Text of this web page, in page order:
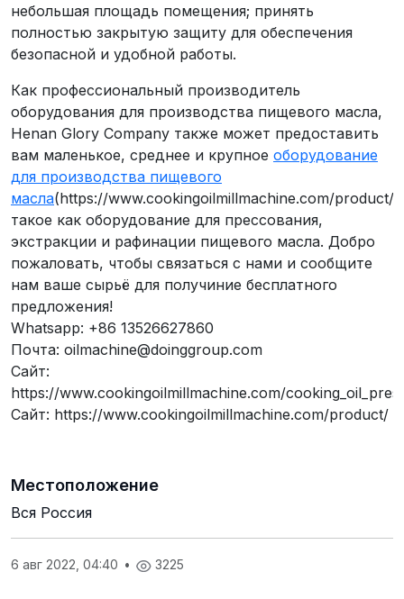
небольшая площадь помещения; принять
полностью закрытую защиту для обеспечения
безопасной и удобной работы.
Как профессиональный производитель
оборудования для производства пищевого масла,
Henan Glory Company также может предоставить
вам маленькое, среднее и крупное оборудование
для производства пищевого
масла(https://www.cookingoilmillmachine.com/product/),
такое как оборудование для прессования,
экстракции и рафинации пищевого масла. Добро
пожаловать, чтобы связаться с нами и сообщите
нам ваше сырьё для получиние бесплатного
предложения!
Whatsapp: +86 13526627860
Почта: oilmachine@doinggroup.com
Сайт:
https://www.cookingoilmillmachine.com/
Сайт: https://www.cookingoilmillmachine.com/product/
Местоположение
Вся Россия
6 авг 2022, 04:40 • 3225